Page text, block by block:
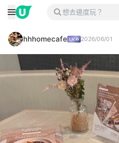
hhhomecafe 2026/06/01